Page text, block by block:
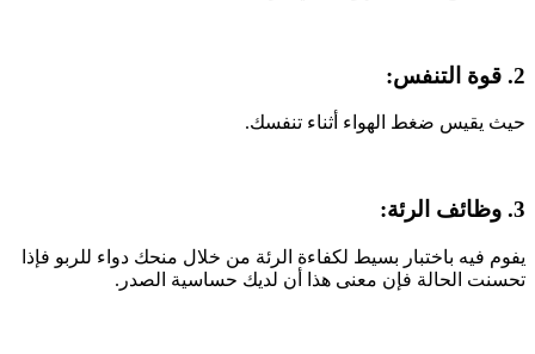
2. قوة التنفس:
حيث يقيس ضغط الهواء أثناء تنفسك.
3. وظائف الرئة:
يفوم فيه باختبار بسيط لكفاءة الرئة من خلال منحك دواء للربو فإذا
تحسنت الحالة فإن معنى هذا أن لديك حساسية الصدر.